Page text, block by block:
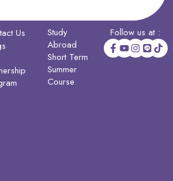
Us
Study
Abroad
Short Term
Summer
Course
Follow us at :